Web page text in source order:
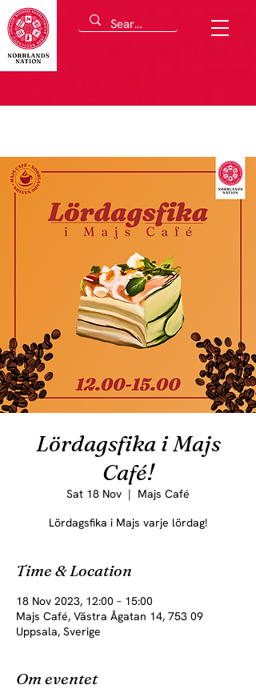
Lördagsfika i Majs
Café!
Sat 18 Nov
  |
Majs Café
Lördagsfika i Majs varje lördag!
Time & Location
18 Nov 2023, 12:00 – 15:00
Majs Café, Västra Ågatan 14, 753 09
Uppsala, Sverige
Om eventet